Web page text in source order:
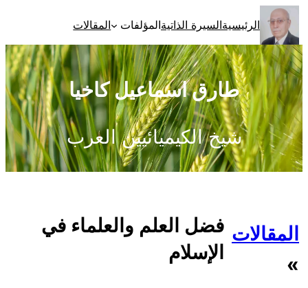
تخطى
إلى
المحتوى
الرئيسيةالسيرة الذاتيةالمؤلفات المقالات
طارق اسماعيل كاخيا
شيخ الكيميائيين العرب
المقالات
»
فضل العلم والعلماء في
الإسلام